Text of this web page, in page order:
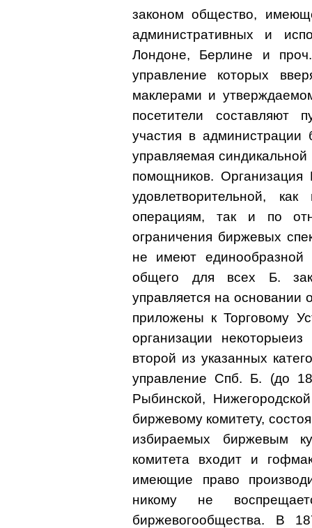
законом общество,
административных и
Лондоне, Берлине и
управление которых
маклерами и
посетители составляют
участия в
управляемая
помощников. Организация
удовлетворительной,
операциям, так и по
ограничения биржевых
не имеют единообразной
общего для всех Б.
управляется на основании
приложены к Торговому
организации
второй из указанных
управление Спб. Б. (до
Рыбинской,
биржевому комитету,
избираемых биржевым
комитета входит и
имеющие право
никому не
биржевогообщества. В